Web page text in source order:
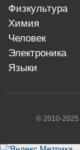
физкультура
химия
человек
электроника
языки
© 2010-2025